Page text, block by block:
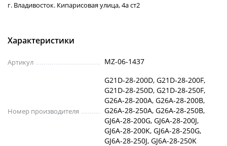
г. Владивосток. Кипарисовая улица, 4а ст2
Характеристики
Артикул MZ-06-1437
Номер производителя
G21D-28-200D, G21D-28-200F,
G21D-28-250D, G21D-28-250F,
G26A-28-200A, G26A-28-200B,
G26A-28-250A, G26A-28-250B,
GJ6A-28-200G, GJ6A-28-200J,
GJ6A-28-200K, GJ6A-28-250G,
GJ6A-28-250J, GJ6A-28-250K